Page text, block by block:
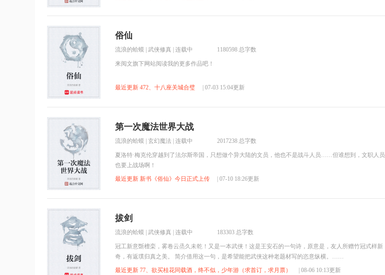
俗仙
流浪的蛤蟆 武侠修真 | 连载中 1180598 总字数
来阅文旗下网站阅读我的更多作品吧！
最近更新 472、十八座关城合璧 | 07-03 15:04更新
第一次魔法世界大战
流浪的蛤蟆 玄幻魔法 | 连载中 2017238 总字数
夏洛特·梅克伦穿越到了法尔斯帝国，只想做个异大陆的文员，他也不是战斗人员……但谁想到，文职人员
也要上战场啊！
最近更新 新书《俗仙》今日正式上传
| 07-10 18:26更新
拔剑
流浪的蛤蟆 武侠修真 | 连载中 183303 总字数
冠工新意斲檀栾，雾卷云烝久未乾！又是一本武侠！这是王安石的一句诗，原意是，友人所赠竹冠式样新
奇，有返璞归真之美。 简介借用这一句，是希望能把武侠这种老题材写的恣意纵横。……
最近更新 77、欲买桂花同载酒，终不似，少年游（求首订，求月票）
| 08-06 10:13更新